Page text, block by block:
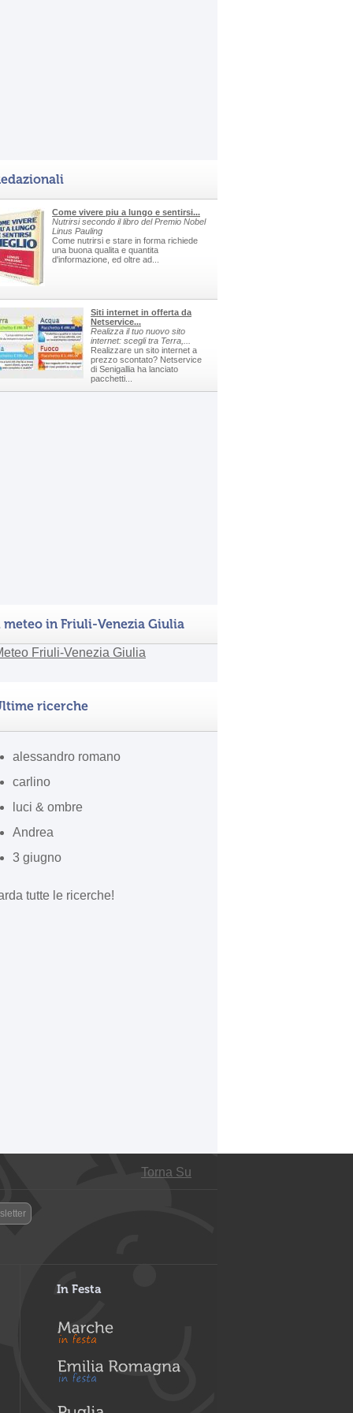
Come vivere piu a lungo e sentirsi...
Nutrirsi secondo il libro del Premio Nobel
Linus Pauling
Come nutrirsi e stare in forma richiede
una buona qualita e quantita
d'informazione, ed oltre ad...
Siti internet in offerta da
Netservice...
Realizza il tuo nuovo sito
internet: scegli tra Terra,...
Realizzare un sito internet a
prezzo scontato? Netservice
di Senigallia ha lanciato
pacchetti...
meteo in Friuli-Venezia Giulia
ricerche
alessandro romano
carlino
luci & ombre
Andrea
3 giugno
tutte le ricerche!
Torna Su
In Festa